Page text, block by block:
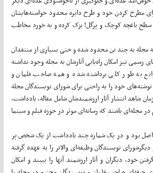
مطرح کردن خود و طرح دایره محدود خواسته‌هایشان
سطح باغچه کوچک و پرگل! بزک کرده و به خورد مخاطب
مجله به چند تن محدود شده و حتی بسیاری از منتقدان
رسمی نیز امکان راه‌یابی آثارشان به مجله وجود نداشته
به طور کلی برداشته شده و همه صاحب قلمان و
نوشته‌های خود را به راحتی برای شورای نویسندگان مجله
شاهد انتشار آثار ارزشمندشان شامل مقاله، یادداشت،
مجله‌ای باشند که رسانه‌ای موثر در حوزه فیلم و سینما
بود و در یک شماره چند یادداشت از یک شخص پر
نویسندگان وظیفه‌ای والاتر را به عهده گرفته
خود، دیگران و آثار ارزشمند آنها را ببیند و امکان